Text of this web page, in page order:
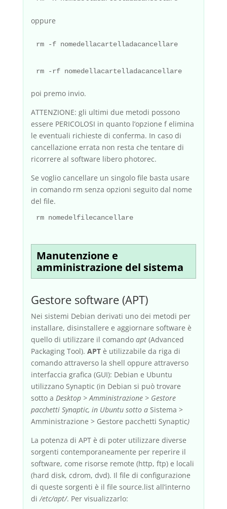
oppure
rm -f nomedellacartelladacancellare
rm -rf nomedellacartelladacancellare
poi premo invio.
ATTENZIONE: gli ultimi due metodi possono
essere PERICOLOSI in quanto l’opzione f elimina
le eventuali richieste di conferma. In caso di
cancellazione errata non resta che tentare di
ricorrere al software libero photorec.
Se voglio cancellare un singolo file basta usare
in comando rm senza opzioni seguito dal nome
del file.
rm nomedelfilecancellare
Manutenzione e
amministrazione del sistema
Gestore software (APT)
Nei sistemi Debian derivati uno dei metodi per
installare, disinstallere e aggiornare software è
quello di utilizzare il comando apt(Advanced
Packaging Tool). APTè utilizzabile da riga di
comando attraverso la shell oppure attraverso
interfaccia grafica (GUI): Debian e Ubuntu
utilizzano Synaptic (in Debian si può trovare
sotto a Desktop > Amministrazione > Gestore
pacchetti Synaptic, in Ubuntu sotto a Sistema >
Amministrazione > Gestore pacchetti Synaptic)
La potenza di APT è di poter utilizzare diverse
sorgenti contemporaneamente per reperire il
software, come risorse remote (http, ftp) e locali
(hard disk, cdrom, dvd). Il file di configurazione
di queste sorgenti è il file source.list all’interno
di/etc/apt/. Per visualizzarlo: